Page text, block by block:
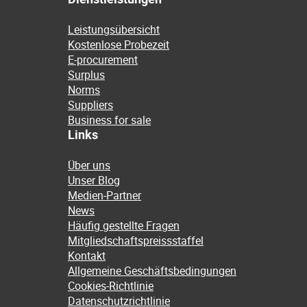
Leistungsübersicht
Kostenlose Probezeit
E-procurement
Surplus
Norms
Suppliers
Business for sale
Links
Über uns
Unser Blog
Medien-Partner
News
Häufig gestellte Fragen
Mitgliedschaftspreissstaffel
Kontakt
Allgemeine Geschäftsbedingungen
Cookies-Richtlinie
Datenschutzrichtlinie